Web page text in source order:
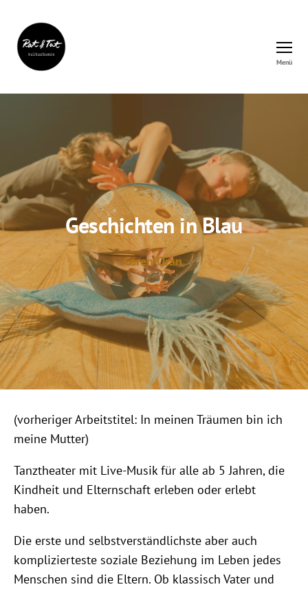
–
Menü
Geschichten in Blau
Ceren Oran
(vorheriger Arbeitstitel: In meinen Träumen bin ich
meine Mutter)
Tanztheater mit Live-Musik für alle ab 5 Jahren, die
Kindheit und Elternschaft erleben oder erlebt
haben.
Die erste und selbstverständlichste aber auch
komplizierteste soziale Beziehung im Leben jedes
Menschen sind die Eltern. Ob klassisch Vater und